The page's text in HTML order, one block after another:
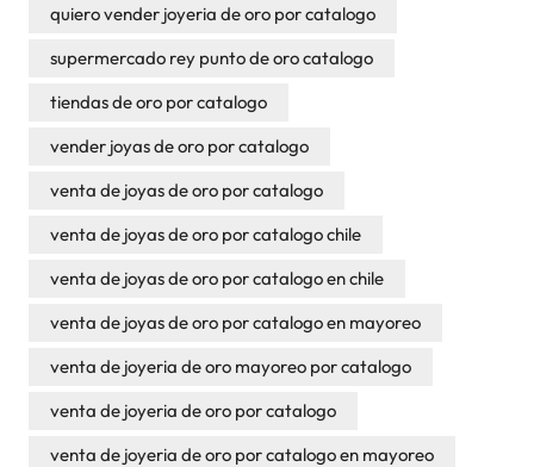
quiero vender joyeria de oro por catalogo
supermercado rey punto de oro catalogo
tiendas de oro por catalogo
vender joyas de oro por catalogo
venta de joyas de oro por catalogo
venta de joyas de oro por catalogo chile
venta de joyas de oro por catalogo en chile
venta de joyas de oro por catalogo en mayoreo
venta de joyeria de oro mayoreo por catalogo
venta de joyeria de oro por catalogo
venta de joyeria de oro por catalogo en mayoreo